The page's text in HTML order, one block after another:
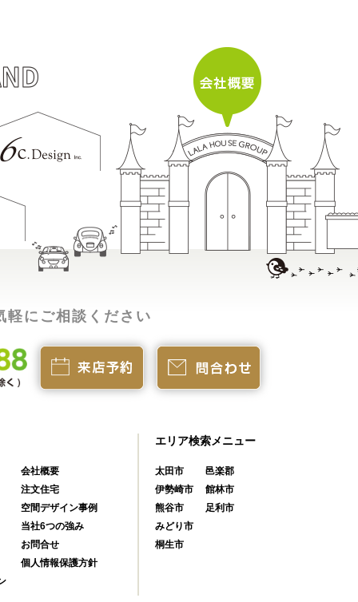
軽にご相談ください
会社概要
注文住宅
空間デザイン事例
当社6つの強み
お問合せ
個人情報保護方針
エリア検索メニュー
太田市
伊勢崎市
熊谷市
みどり市
桐生市
邑楽郡
館林市
足利市